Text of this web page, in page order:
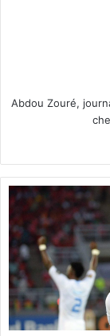
Abdou Zouré,
C
N
2
0
1
5
:
L